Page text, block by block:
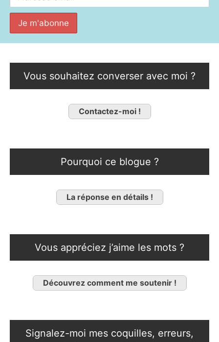
Vous souhaitez converser avec moi ?
Contactez-moi !
Pourquoi ce blogue ?
La réponse en détails !
Vous appréciez j’aime les mots ?
Découvrez comment me soutenir !
Signalez-moi mes coquilles, erreurs,